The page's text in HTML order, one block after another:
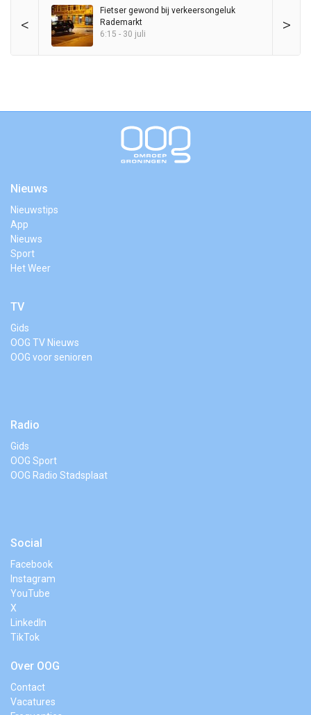
< >
Fietser gewond bij verkeersongeluk
Rademarkt
6:15 - 30 juli
Nieuws
Nieuwstips
App
Nieuws
Sport
Het Weer
TV
Gids
OOG TV Nieuws
OOG voor senioren
Radio
Gids
OOG Sport
OOG Radio Stadsplaat
Social
Facebook
Instagram
YouTube
X
LinkedIn
TikTok
Over OOG
Contact
Vacatures